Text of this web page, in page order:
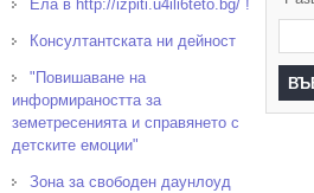
Ела в http://izpiti.u4ili6teto.bg/ !
Консултантската ни дейност
"Повишаване на
информираността за
земетресенията и справянето с
детските емоции"
Зона за свободен даунлоуд